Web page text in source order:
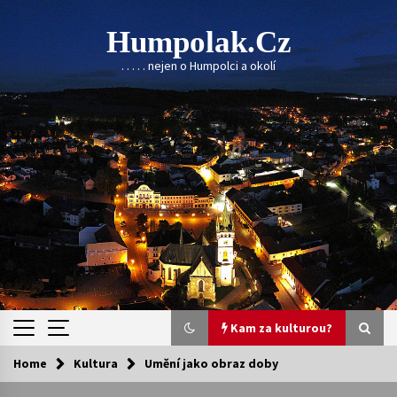
Skip
to
content
Humpolak.cz
. . . . . nejen o Humpolci a okolí
Kam za kulturou?
Kam za kulturou?
Home Kultura Umění jako obraz doby